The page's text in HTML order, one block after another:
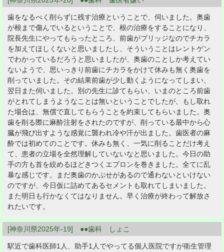
歯をなるべく削らずに残す治療ということで、伺いました。奥歯
が根まで傷んでいるということで、根の治療をすることになり、
院長先生にやってもらったところ、前歯がブリッジなのでチカラ
を加えてほしくないと思いましたし、そういうことはレントゲン
でわかっているだろうと思いましたが、奥歯のことしか考えてい
ないようで、思いっきり前歯にチカラをかけて休みも無く奥歯を
削っていました。その結果前歯が少し動くようになってしまい、
翌日また伺いました。別の先生に診てもらい、いまのところ前歯
がとれてしまうようなことは無いということでしたが、もし取れ
た場合は、無償で直してもらうことを約束してもらいました。奥
歯を削る際に麻酔注射をされたのですが、削っている最中から心
臓が飛び出すような感覚に襲われ冷や汗が出ました。歯医者の麻
酔では初めてのことです。休みも無く、一気に削ることだけ考え
て、患者の立場を全然理解していないなと思いました。今日の助
手の方も首を絞めるほどきつくエプロンを巻きました。全てに乱
暴な感じです。まだ奥歯のかぶせがあるので通わないといけない
のですが、今日仮に詰めてあるセメントも取れてしまいました。
また明日も行かなくてはなりません。早く治療が終わって解放さ
れたいです。
[神奈川県2025年-19] ●●歯科 しょこ
駅近で歯科医師1人、助手1人でやってる個人医院ですが衛生管理